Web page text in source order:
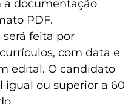
que o
documentação
PDF.
feita por
com data e
edital. O candidato